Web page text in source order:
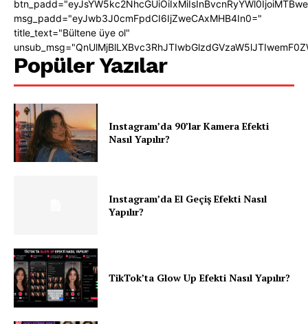
msg_padd="eyJwb3J0cmFpdCI6IjZweCAxMHB4In0="
title_text="Bültene üye ol"
Popüler Yazılar
Instagram’da 90’lar Kamera Efekti
Nasıl Yapılır?
Instagram’da El Geçiş Efekti Nasıl
Yapılır?
TikTok’ta Glow Up Efekti Nasıl Yapılır?